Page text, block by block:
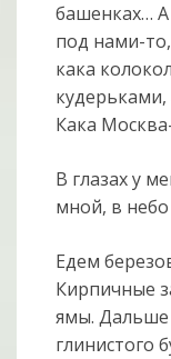
башенках…
под нами-
кака
Кака
В глазах у
мной, в
Едем
Кирпичные
ямы. Дальше
глинистого